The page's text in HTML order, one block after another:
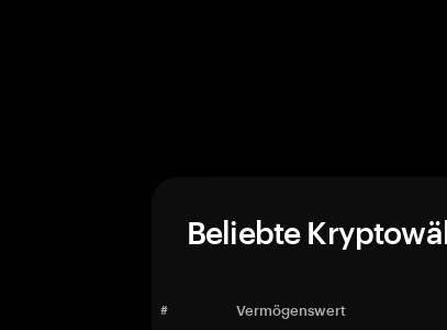
Beliebte
# Vermögenswert